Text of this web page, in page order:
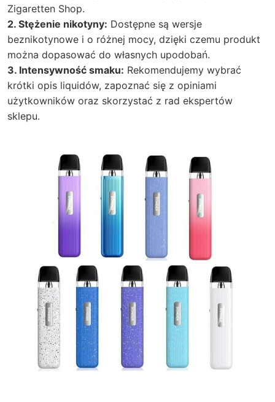
Zigaretten Shop.
2. Stężenie nikotyny: Dostępne są wersje
beznikotynowe i o różnej mocy, dzięki czemu produkt
można dopasować do własnych upodobań.
3. Intensywność smaku: Rekomendujemy wybrać
krótki opis liquidów, zapoznać się z opiniami
użytkowników oraz skorzystać z rad ekspertów
sklepu.